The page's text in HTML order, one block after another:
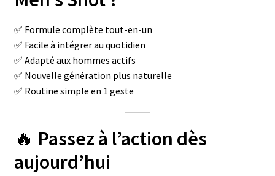
✅ Formule complète tout-en-un
✅ Facile à intégrer au quotidien
✅ Adapté aux hommes actifs
✅ Nouvelle génération plus naturelle
✅ Routine simple en 1 geste
🔥 Passez à l’action dès
aujourd’hui